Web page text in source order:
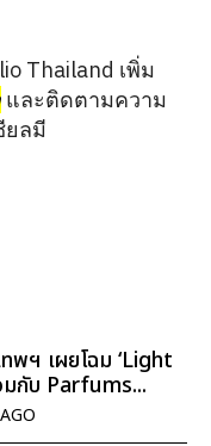
Thailand เพิ่ม
และติดตามความ
ยลมี
พฯ เผยโฉม ‘Light
กับ Parfums...